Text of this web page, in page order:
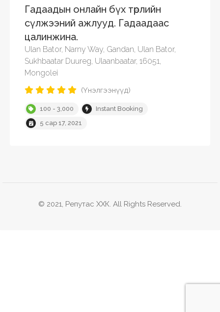
Гадаадын онлайн бүх төрлийн
сүлжээний ажлууд. Гадаадаас
цалинжина.
Ulan Bator, Narny Way, Gandan, Ulan Bator,
Sukhbaatar Duureg, Ulaanbaatar, 16051,
Mongolei
(Үнэлгээнүүд)
100 - 3,000
Instant Booking
5 сар 17, 2021
© 2021, Репутас ХХК. All Rights Reserved.